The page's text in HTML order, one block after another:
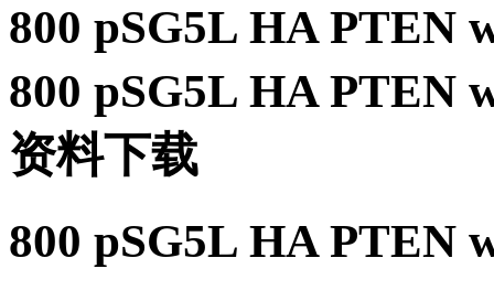
800 pSG5L HA PTEN
800 pSG5L HA PTEN
资料下载
800 pSG5L HA PTEN